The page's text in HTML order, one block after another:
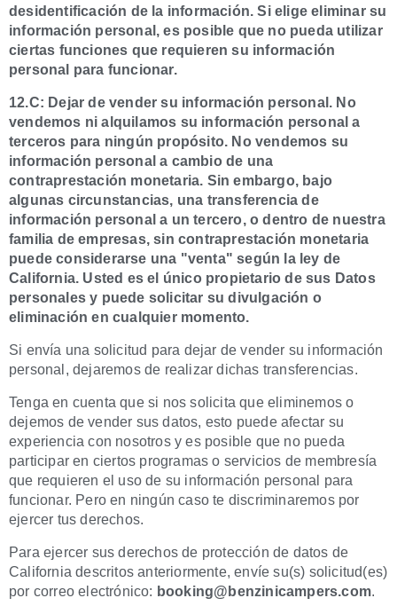
desidentificación de la información. Si elige eliminar su
información personal, es posible que no pueda utilizar
ciertas funciones que requieren su información
personal para funcionar.
12.C: Dejar de vender su información personal. No
vendemos ni alquilamos su información personal a
terceros para ningún propósito. No vendemos su
información personal a cambio de una
contraprestación monetaria. Sin embargo, bajo
algunas circunstancias, una transferencia de
información personal a un tercero, o dentro de nuestra
familia de empresas, sin contraprestación monetaria
puede considerarse una "venta" según la ley de
California. Usted es el único propietario de sus Datos
personales y puede solicitar su divulgación o
eliminación en cualquier momento.
Si envía una solicitud para dejar de vender su información
personal, dejaremos de realizar dichas transferencias.
Tenga en cuenta que si nos solicita que eliminemos o
dejemos de vender sus datos, esto puede afectar su
experiencia con nosotros y es posible que no pueda
participar en ciertos programas o servicios de membresía
que requieren el uso de su información personal para
funcionar. Pero en ningún caso te discriminaremos por
ejercer tus derechos.
Para ejercer sus derechos de protección de datos de
California descritos anteriormente, envíe su(s) solicitud(es)
por correo electrónico: booking@benzinicampers.com.